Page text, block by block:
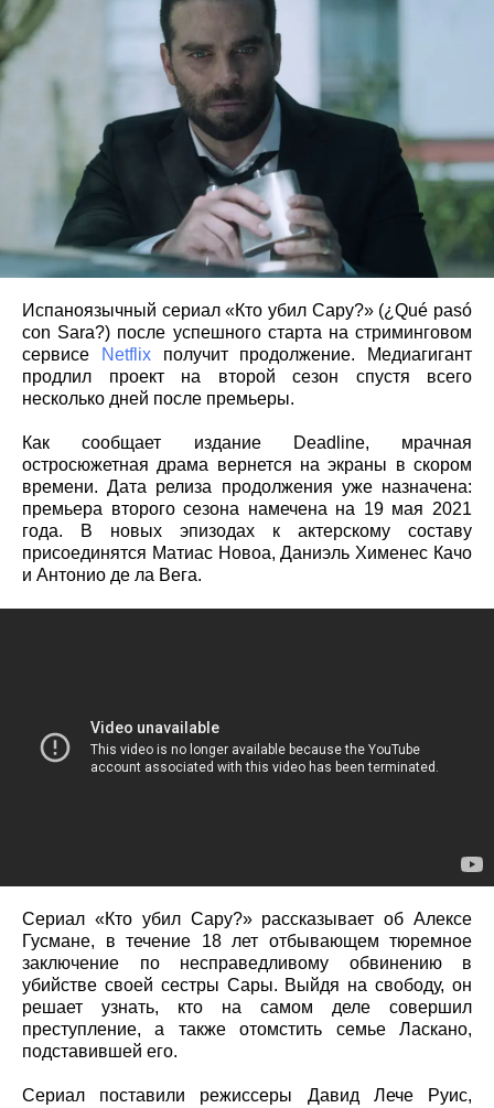
Испаноязычный сериал «Кто убил Сару?» (¿Qué pasó
con Sara?) после успешного старта на стриминговом
сервисе
Netflixполучит продолжение. Медиагигант
продлил проект на второй сезон спустя всего
несколько дней после премьеры.
Как сообщает издание Deadline, мрачная
остросюжетная драма вернется на экраны в скором
времени. Дата релиза продолжения уже назначена:
премьера второго сезона намечена на 19 мая 2021
года. В новых эпизодах к актерскому составу
присоединятся Матиас Новоа, Даниэль Хименес Качо
и Антонио де ла Вега.
Сериал «Кто убил Сару?» рассказывает об Алексе
Гусмане, в течение 18 лет отбывающем тюремное
заключение по несправедливому обвинению в
убийстве своей сестры Сары. Выйдя на свободу, он
решает узнать, кто на самом деле совершил
преступление, а также отомстить семье Ласкано,
подставившей его.
Сериал поставили режиссеры Давид Лече Руис,